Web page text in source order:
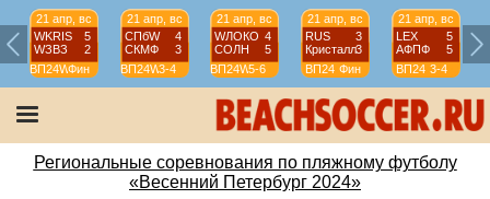
21 апр, вс
WKRIS
5
WЗВЗ
2
ВП24WФин
21 апр, вс
СПбW
4
СКМФ
3
ВП24W3-4
21 апр, вс
WЛОКО 4
СОЛН
5
ВП24W5-6
21 апр, вс
RUS
3
Кристалл3
ВП24 Фин
21 апр, вс
LEX
5
АФПФ
5
ВП24 3-4
Региональные соревнования по пляжному футболу
«Весенний Петербург 2024»